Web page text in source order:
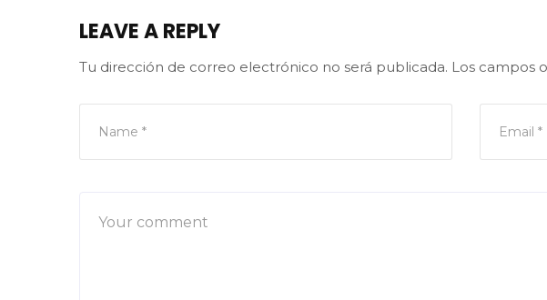
LEAVE A REPLY
Tu dirección de correo electrónico no será publicada. Los campos